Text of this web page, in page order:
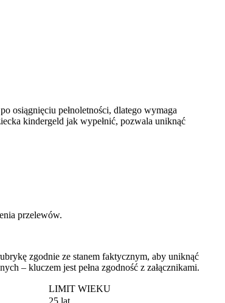
osiągnięciu pełnoletności, dlatego wymaga
kindergeld jak wypełnić, pozwala uniknąć
przelewów.
zgodnie ze stanem faktycznym, aby uniknąć
– kluczem jest pełna zgodność z załącznikami.
LIMIT WIEKU
25 lat